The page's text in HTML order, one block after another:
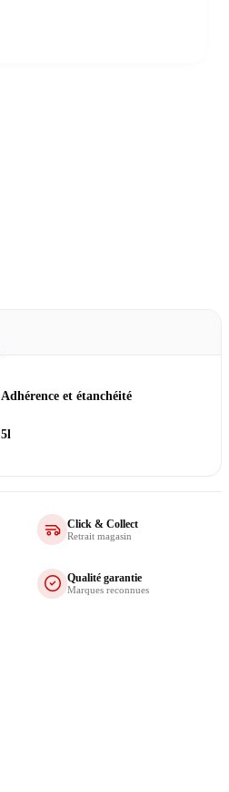
Adhérence et étanchéité
5l
Click & Collect
Retrait magasin
Qualité garantie
Marques reconnues